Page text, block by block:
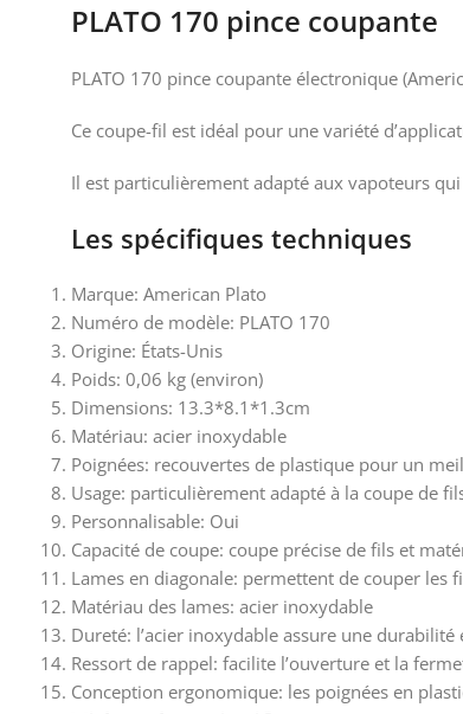
PLATO 170 pince coupante
PLATO 170 pince coupante électronique
Ce coupe-fil est idéal pour une variété
Il est particulièrement adapté aux vapoteurs
Les spécifiques techniques
Marque: American Plato
Numéro de modèle: PLATO 170
Origine: États-Unis
Poids: 0,06 kg (environ)
Dimensions: 13.3*8.1*1.3cm
Matériau: acier inoxydable
Poignées: recouvertes de plastique pour un
Usage: particulièrement adapté à la coupe de
Personnalisable: Oui
Capacité de coupe: coupe précise de fils et
Lames en diagonale: permettent de couper les
Matériau des lames: acier inoxydable
Dureté: l’acier inoxydable assure une
Ressort de rappel: facilite l’ouverture et la
Conception ergonomique: les poignées en